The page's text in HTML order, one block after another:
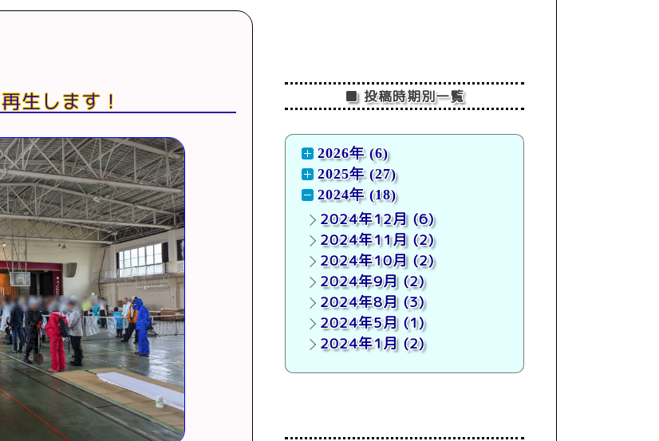
生します！ ■ 投稿時期別一覧
2026年 (6)
2025年 (27)
2024年 (18)
2024年12月(6)
2024年11月(2)
2024年10月(2)
2024年9月(2)
2024年8月(3)
2024年5月(1)
2024年1月(2)